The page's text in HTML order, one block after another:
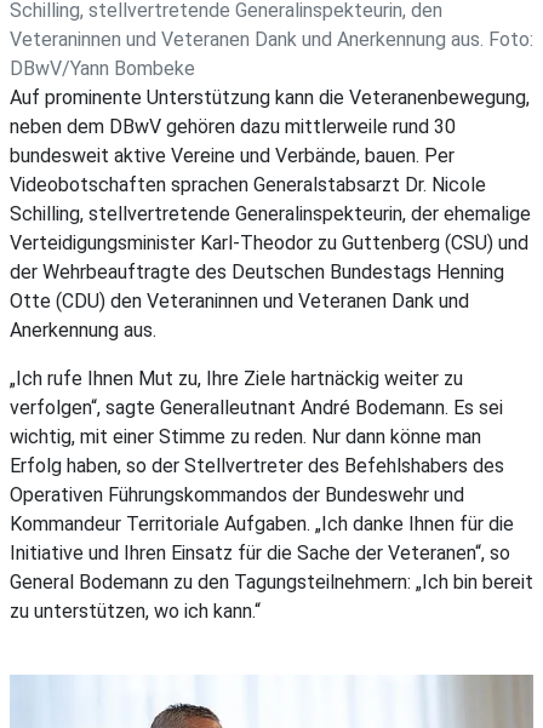
Schilling, stellvertretende Generalinspekteurin, den
Veteraninnen und Veteranen Dank und Anerkennung aus. Foto:
DBwV/Yann Bombeke
Auf prominente Unterstützung kann die Veteranenbewegung,
neben dem DBwV gehören dazu mittlerweile rund 30
bundesweit aktive Vereine und Verbände, bauen. Per
Videobotschaften sprachen Generalstabsarzt Dr. Nicole
Schilling, stellvertretende Generalinspekteurin, der ehemalige
Verteidigungsminister Karl-Theodor zu Guttenberg (CSU) und
der Wehrbeauftragte des Deutschen Bundestags Henning
Otte (CDU) den Veteraninnen und Veteranen Dank und
Anerkennung aus.
„Ich rufe Ihnen Mut zu, Ihre Ziele hartnäckig weiter zu
verfolgen“, sagte Generalleutnant André Bodemann. Es sei
wichtig, mit einer Stimme zu reden. Nur dann könne man
Erfolg haben, so der Stellvertreter des Befehlshabers des
Operativen Führungskommandos der Bundeswehr und
Kommandeur Territoriale Aufgaben. „Ich danke Ihnen für die
Initiative und Ihren Einsatz für die Sache der Veteranen“, so
General Bodemann zu den Tagungsteilnehmern: „Ich bin bereit
zu unterstützen, wo ich kann.“